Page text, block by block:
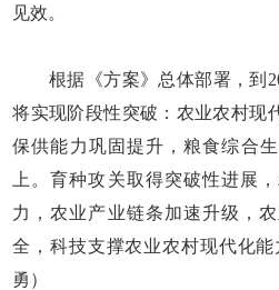
见效。
根据《方案》总体部署，到
将实现阶段性突破：农业农村现
保供能力巩固提升，粮食综合
上。育种攻关取得突破性进展
力，农业产业链条加速升级，
全，科技支撑农业农村现代化
勇）